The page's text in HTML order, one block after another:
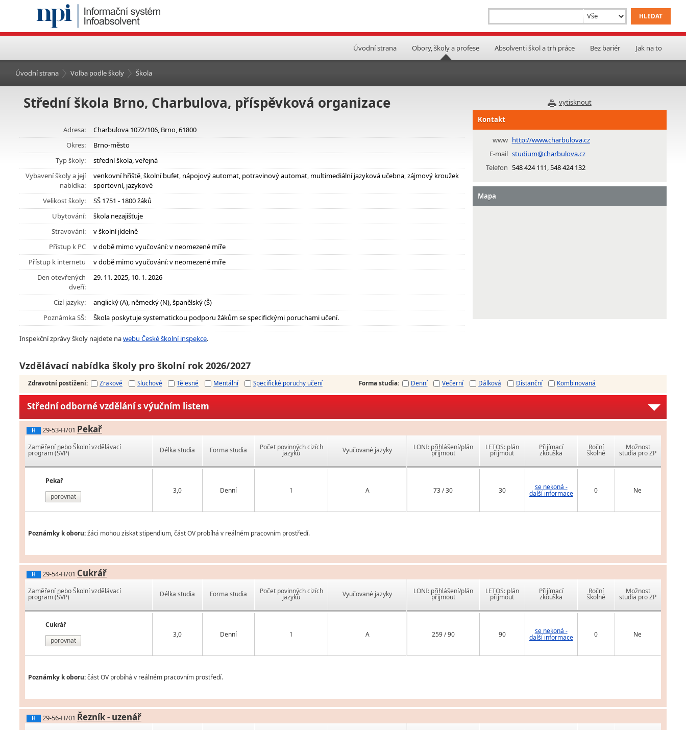
Úvodní strana Obory, školy a profese Absolventi škol a trh práce Bez bariér Jak na to
Úvodní strana Volba podle školy Škola
vytisknout
Střední škola Brno, Charbulova, příspěvková organizace
Adresa:
Charbulova 1072/106, Brno, 61800
Okres:
Brno-město
Typ školy:
střední škola, veřejná
Vybavení školy a její
nabídka:
venkovní hřiště, školní bufet, nápojový automat, potravinový automat, multimediální jazyková učebna, zájmový kroužek
sportovní, jazykové
Velikost školy:
SŠ 1751 - 1800 žáků
Ubytování:
škola nezajišťuje
Stravování:
v školní jídelně
Přístup k PC
v době mimo vyučování: v neomezené míře
Přístup k internetu
v době mimo vyučování: v neomezené míře
Den otevřených
dveří:
29. 11. 2025, 10. 1. 2026
Cizí jazyky:
anglický (A), německý (N), španělský (Š)
Poznámka SŠ:
Škola poskytuje systematickou podporu žákům se specifickými poruchami učení.
Inspekční zprávy školy najdete nawebu České školní inspekce.
Kontakt
www http://www.charbulova.cz
E-mail studium@charbulova.cz
Telefon 548 424 111, 548 424 132
Mapa
Vzdělávací nabídka školy pro školní rok 2026/2027
Zdravotní postižení: Zrakové Sluchové Tělesné Mentální Specifické poruchy učení Forma studia: Denní Večerní Dálková Distanční Kombinovaná
Střední odborné vzdělání s výučním listem
H 29-53-H/01 Pekař
Zaměření nebo Školní vzdělávací
program (ŠVP)
Pekař
porovnat
Délka studia Forma studia Počet povinných cizích
jazyků Vyučované jazyky
3,0 Denní 1 A
LONI: přihlášení/plán
přijmout
LETOS: plán
přijmout
Přijímací
zkouška
Roční
školné
Možnost
studia pro ZP
73 / 30 30 se nekoná -
další informace 0 Ne
Poznámky k oboru:žáci mohou získat stipendium, část OV probíhá v reálném pracovním prostředí.
H 29-54-H/01 Cukrář
Zaměření nebo Školní vzdělávací
program (ŠVP)
Cukrář
porovnat
Délka studia Forma studia Počet povinných cizích
jazyků Vyučované jazyky
3,0 Denní 1 A
LONI: přihlášení/plán
přijmout
LETOS: plán
přijmout
Přijímací
zkouška
Roční
školné
Možnost
studia pro ZP
259 / 90 90 se nekoná -
další informace 0 Ne
Poznámky k oboru:část OV probíhá v reálném pracovním prostředí.
H 29-56-H/01 Řezník - uzenář